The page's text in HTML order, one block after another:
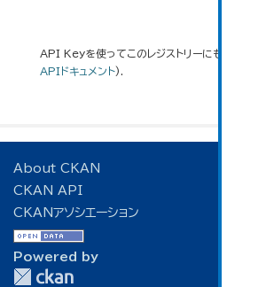
API Keyを使ってこのレジストリーにもアクセス
APIドキュメント).
About CKAN
CKAN API
CKANアソシエーション
Powered by